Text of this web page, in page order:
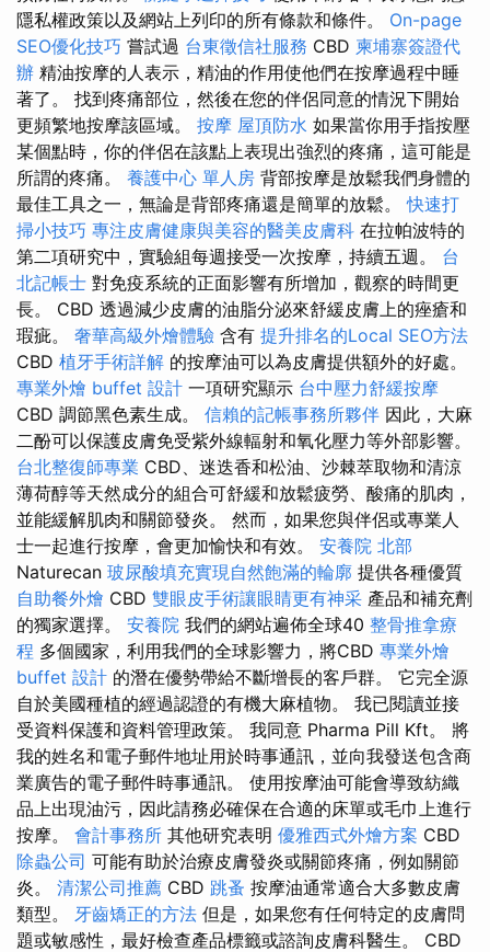
隱私權政策以及網站上列印的所有條款和條件。 On-page
SEO優化技巧 嘗試過 台東徵信社服務 CBD 柬埔寨簽證代
辦 精油按摩的人表示，精油的作用使他們在按摩過程中睡
著了。 找到疼痛部位，然後在您的伴侶同意的情況下開始
更頻繁地按摩該區域。 按摩 屋頂防水 如果當你用手指按壓
某個點時，你的伴侶在該點上表現出強烈的疼痛，這可能是
所謂的疼痛。 養護中心 單人房 背部按摩是放鬆我們身體的
最佳工具之一，無論是背部疼痛還是簡單的放鬆。快速打
掃小技巧 專注皮膚健康與美容的醫美皮膚科 在拉帕波特的
第二項研究中，實驗組每週接受一次按摩，持續五週。 台
北記帳士 對免疫系統的正面影響有所增加，觀察的時間更
長。 CBD 透過減少皮膚的油脂分泌來舒緩皮膚上的痤瘡和
瑕疵。 奢華高級外燴體驗 含有 提升排名的Local SEO方法
CBD 植牙手術詳解 的按摩油可以為皮膚提供額外的好處。
專業外燴 buffet 設計 一項研究顯示 台中壓力舒緩按摩
CBD 調節黑色素生成。 信賴的記帳事務所夥伴 因此，大麻
二酚可以保護皮膚免受紫外線輻射和氧化壓力等外部影響。
台北整復師專業 CBD、迷迭香和松油、沙棘萃取物和清涼
薄荷醇等天然成分的組合可舒緩和放鬆疲勞、酸痛的肌肉，
並能緩解肌肉和關節發炎。 然而，如果您與伴侶或專業人
士一起進行按摩，會更加愉快和有效。 安養院 北部
Naturecan 玻尿酸填充實現自然飽滿的輪廓 提供各種優質
自助餐外燴 CBD 雙眼皮手術讓眼睛更有神采 產品和補充劑
的獨家選擇。 安養院 我們的網站遍佈全球40 整骨推拿療
程 多個國家，利用我們的全球影響力，將CBD 專業外燴
buffet 設計 的潛在優勢帶給不斷增長的客戶群。 它完全源
自於美國種植的經過認證的有機大麻植物。 我已閱讀並接
受資料保護和資料管理政策。 我同意 Pharma Pill Kft。 將
我的姓名和電子郵件地址用於時事通訊，並向我發送包含商
業廣告的電子郵件時事通訊。 使用按摩油可能會導致紡織
品上出現油污，因此請務必確保在合適的床單或毛巾上進行
按摩。 會計事務所 其他研究表明 優雅西式外燴方案 CBD
除蟲公司 可能有助於治療皮膚發炎或關節疼痛，例如關節
炎。 清潔公司推薦 CBD 跳蚤 按摩油通常適合大多數皮膚
類型。 牙齒矯正的方法 但是，如果您有任何特定的皮膚問
題或敏感性，最好檢查產品標籤或諮詢皮膚科醫生。 CBD